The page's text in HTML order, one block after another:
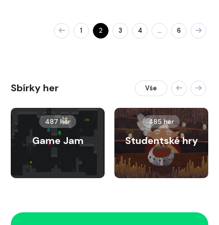
1 2 3 4 … 6
Sbírky her Vše
487 her
Game Jam
485 her
Studentské hry